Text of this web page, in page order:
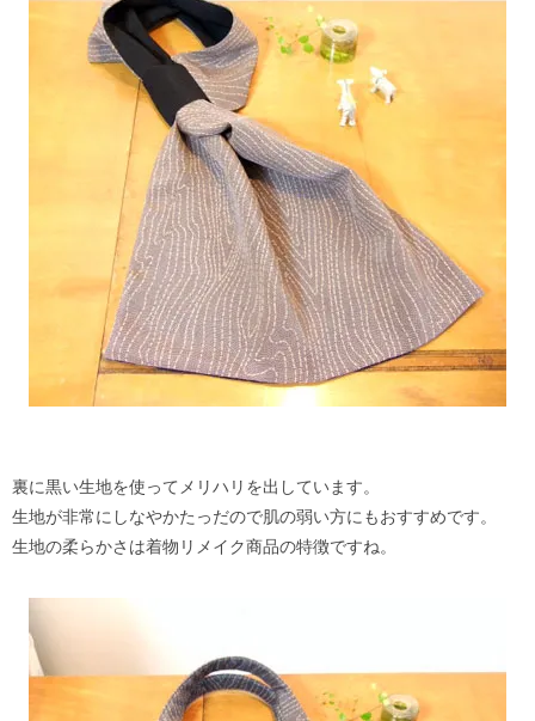
裏に黒い生地を使ってメリハリを出しています。
生地が非常にしなやかたっだので肌の弱い方にもおすすめです。
生地の柔らかさは着物リメイク商品の特徴ですね。